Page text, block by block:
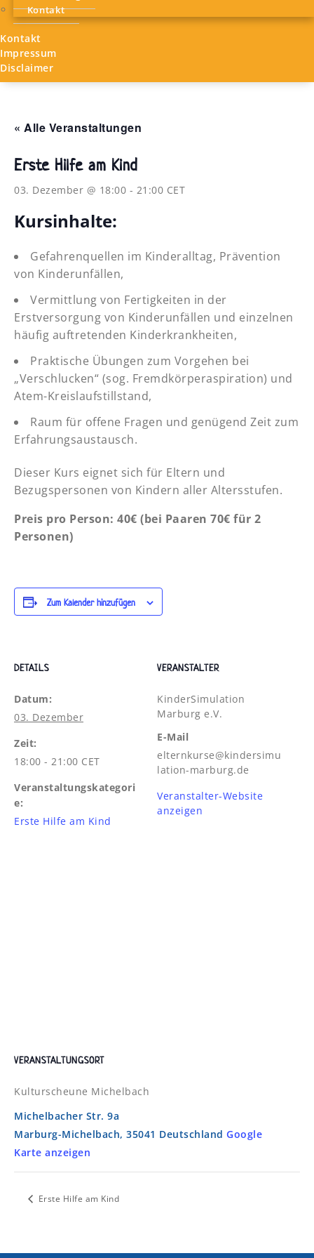
Kontakt
Kontakt
Impressum
Disclaimer
« Alle Veranstaltungen
Erste Hilfe am Kind
03. Dezember @ 18:00 - 21:00 CET
Kursinhalte:
Gefahrenquellen im Kinderalltag, Prävention
von Kinderunfällen,
Vermittlung von Fertigkeiten in der
Erstversorgung von Kinderunfällen und einzelnen
häufig auftretenden Kinderkrankheiten,
Praktische Übungen zum Vorgehen bei
„Verschlucken“ (sog. Fremdkörperaspiration) und
Atem-Kreislaufstillstand,
Raum für offene Fragen und genügend Zeit zum
Erfahrungsaustausch.
Dieser Kurs eignet sich für Eltern und
Bezugspersonen von Kindern aller Altersstufen.
Preis pro Person: 40€ (bei Paaren 70€ für 2
Personen)
Zum Kalender hinzufügen
DETAILS
Datum:
03. Dezember
Zeit:
18:00 - 21:00 CET
Veranstaltungskategori
e:
Erste Hilfe am Kind
VERANSTALTER
KinderSimulation
Marburg e.V.
E-Mail
elternkurse@kindersimu
lation-marburg.de
Veranstalter-Website
anzeigen
VERANSTALTUNGSORT
Kulturscheune Michelbach
Michelbacher Str. 9a
Marburg-Michelbach, 35041 Deutschland Google
Karte anzeigen
Erste Hilfe am Kind